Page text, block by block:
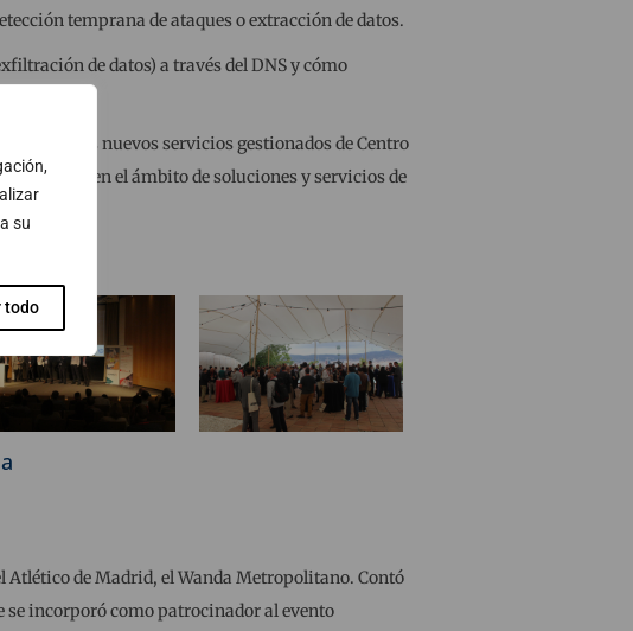
su
todo
temprana de ataques o extracción de datos.
de datos) a través del DNS y cómo
los nuevos servicios gestionados de Centro
ABAST en el ámbito de soluciones y servicios de
Atlético de Madrid, el Wanda Metropolitano. Contó
se incorporó como patrocinador al evento